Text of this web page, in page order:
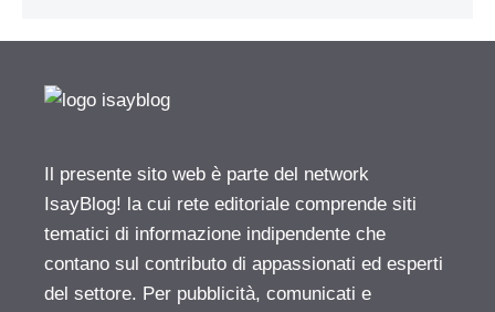
Il presente sito web è parte del network
IsayBlog! la cui rete editoriale comprende siti
tematici di informazione indipendente che
contano sul contributo di appassionati ed esperti
del settore. Per pubblicità, comunicati e